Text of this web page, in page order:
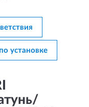
установке